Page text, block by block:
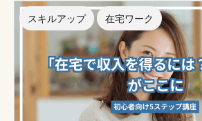
スキルアップ 在宅ワーク